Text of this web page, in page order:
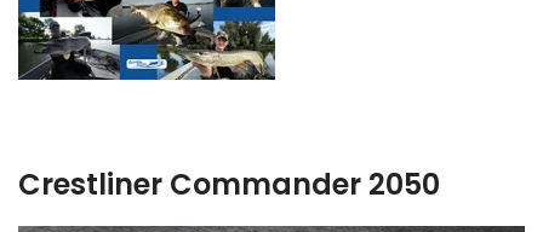
Crestliner Commander 2050